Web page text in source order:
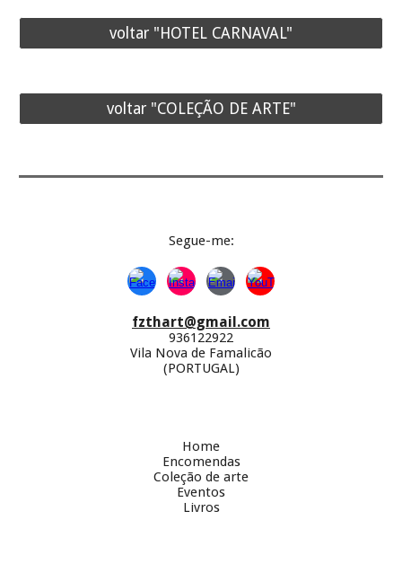
voltar "HOTEL CARNAVAL"
voltar "COLEÇÃO DE ARTE"
Segue-me:
fzthart@gmail.com
936122922
Vila Nova de Famalicão
(PORTUGAL)
Home
Encomendas
Coleção de arte
Eventos
Livros